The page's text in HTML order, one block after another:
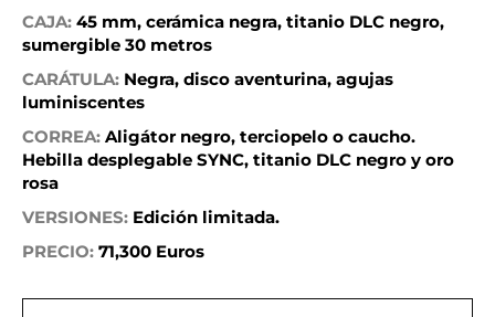
CAJA: 45 mm, cerámica negra, titanio DLC negro,
sumergible 30 metros
CARÁTULA: Negra, disco aventurina, agujas
luminiscentes
CORREA: Aligátor negro, terciopelo o caucho.
Hebilla desplegable SYNC, titanio DLC negro y oro
rosa
VERSIONES: Edición limitada.
PRECIO: 71,300 Euros